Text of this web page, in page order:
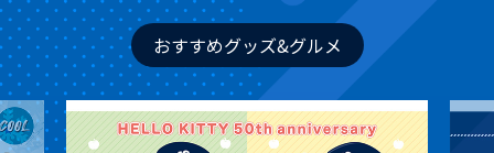
おすすめグッズ&グルメ